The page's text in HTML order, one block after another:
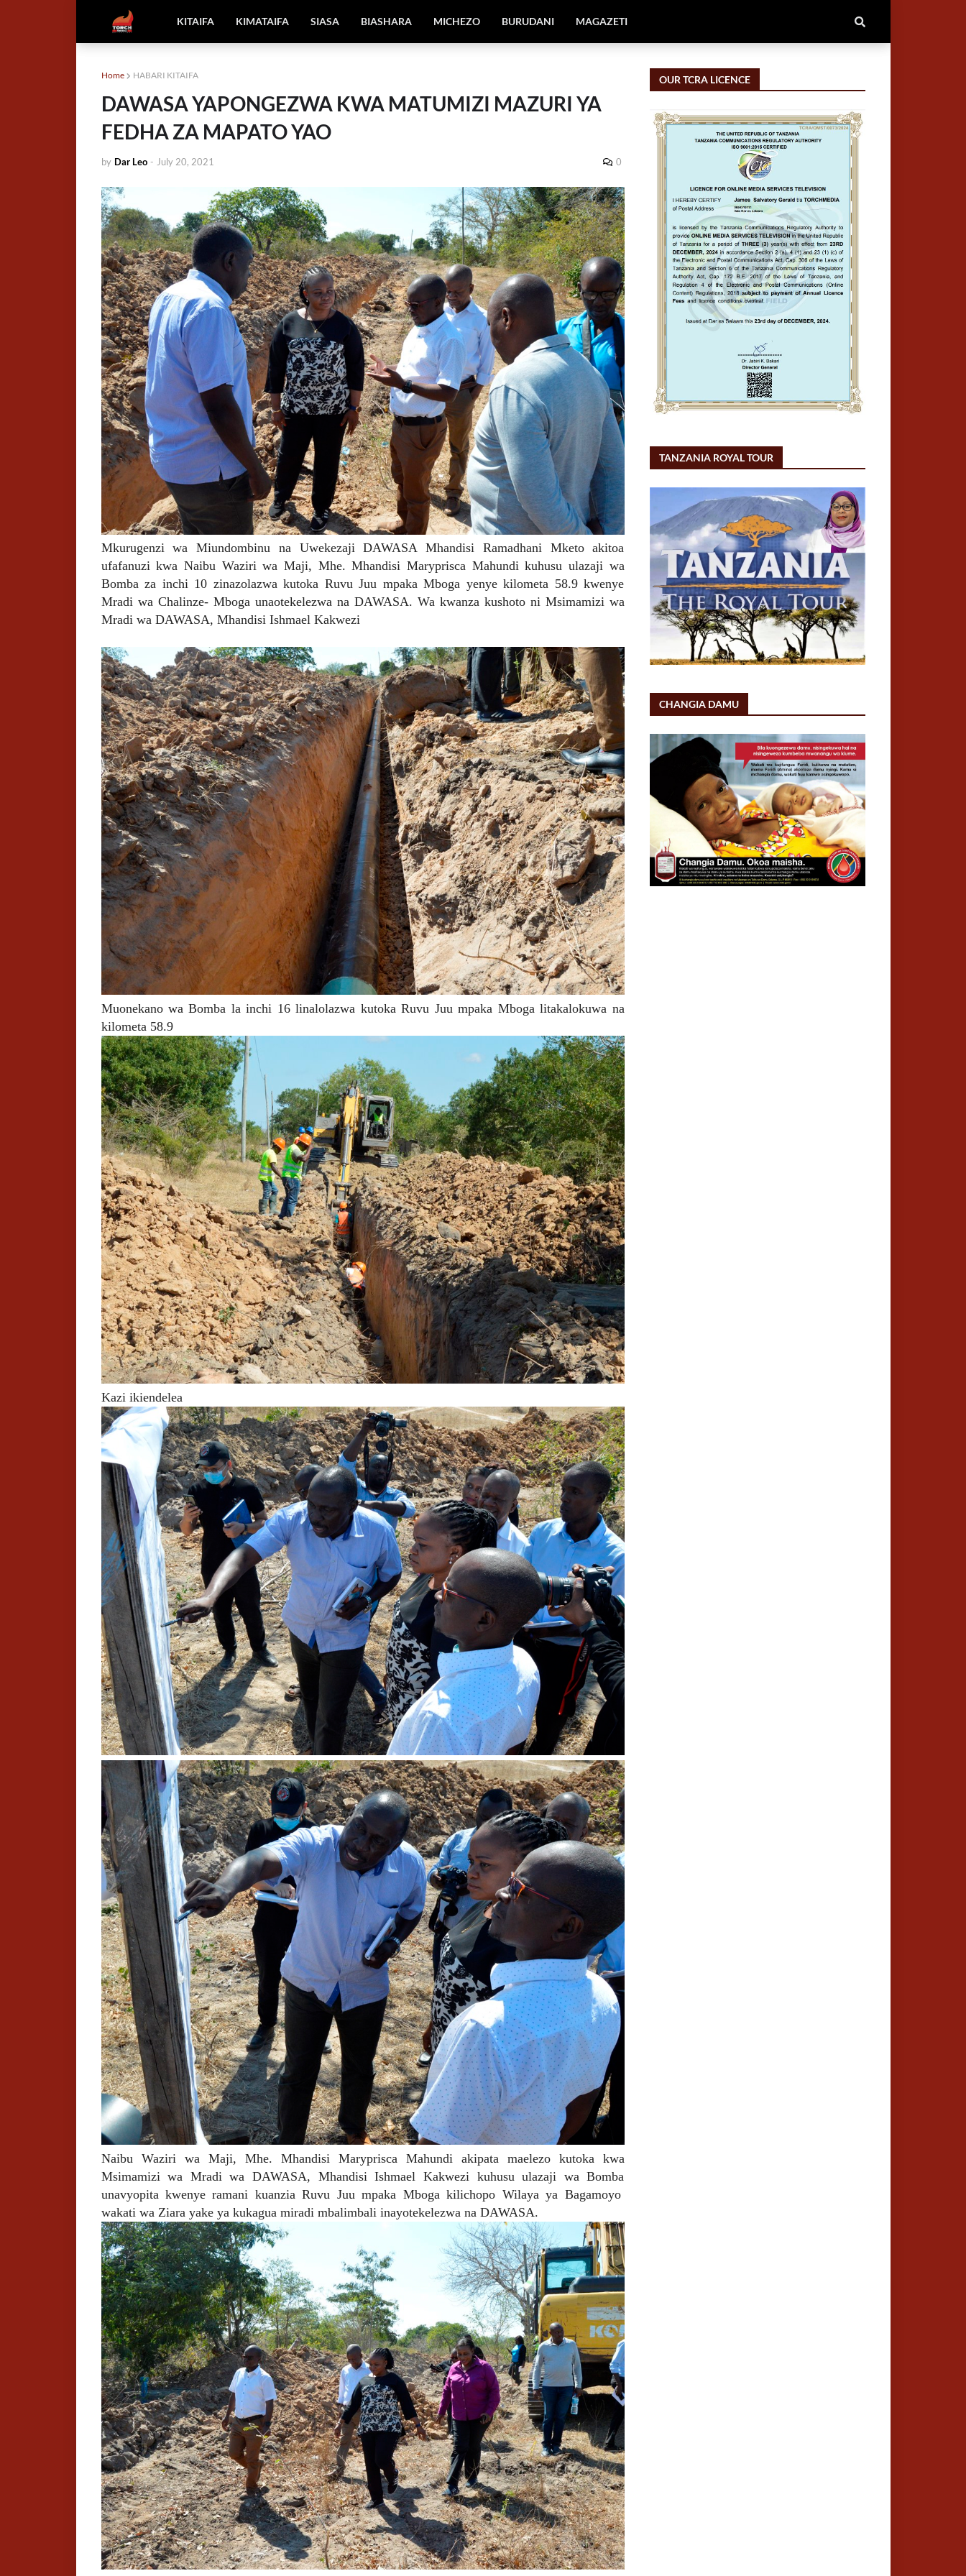
KITAIFA KIMATAIFA SIASA BIASHARA MICHEZO BURUDANI MAGAZETI
Home HABARI KITAIFA
DAWASA YAPONGEZWA KWA MATUMIZI MAZURI YA
FEDHA ZA MAPATO YAO
by Dar Leo - July 20, 2021 0
Mkurugenzi wa Miundombinu na Uwekezaji DAWASA Mhandisi Ramadhani Mketo akitoa
ufafanuzi kwa Naibu Waziri wa Maji, Mhe. Mhandisi Maryprisca Mahundi kuhusu ulazaji wa
Bomba za inchi 10 zinazolazwa kutoka Ruvu Juu mpaka Mboga yenye kilometa 58.9 kwenye
Mradi wa Chalinze- Mboga unaotekelezwa na DAWASA. Wa kwanza kushoto ni Msimamizi wa
Mradi wa DAWASA, Mhandisi Ishmael Kakwezi
Muonekano wa Bomba la inchi 16 linalolazwa kutoka Ruvu Juu mpaka Mboga litakalokuwa na
kilometa 58.9
Kazi ikiendelea
Naibu Waziri wa Maji, Mhe. Mhandisi Maryprisca Mahundi akipata maelezo kutoka kwa
Msimamizi wa Mradi wa DAWASA, Mhandisi Ishmael Kakwezi kuhusu ulazaji wa Bomba
unavyopita kwenye ramani kuanzia Ruvu Juu mpaka Mboga kilichopo Wilaya ya Bagamoyo
wakati wa Ziara yake ya kukagua miradi mbalimbali inayotekelezwa na DAWASA.
OUR TCRA LICENCE
TANZANIA ROYAL TOUR
CHANGIA DAMU